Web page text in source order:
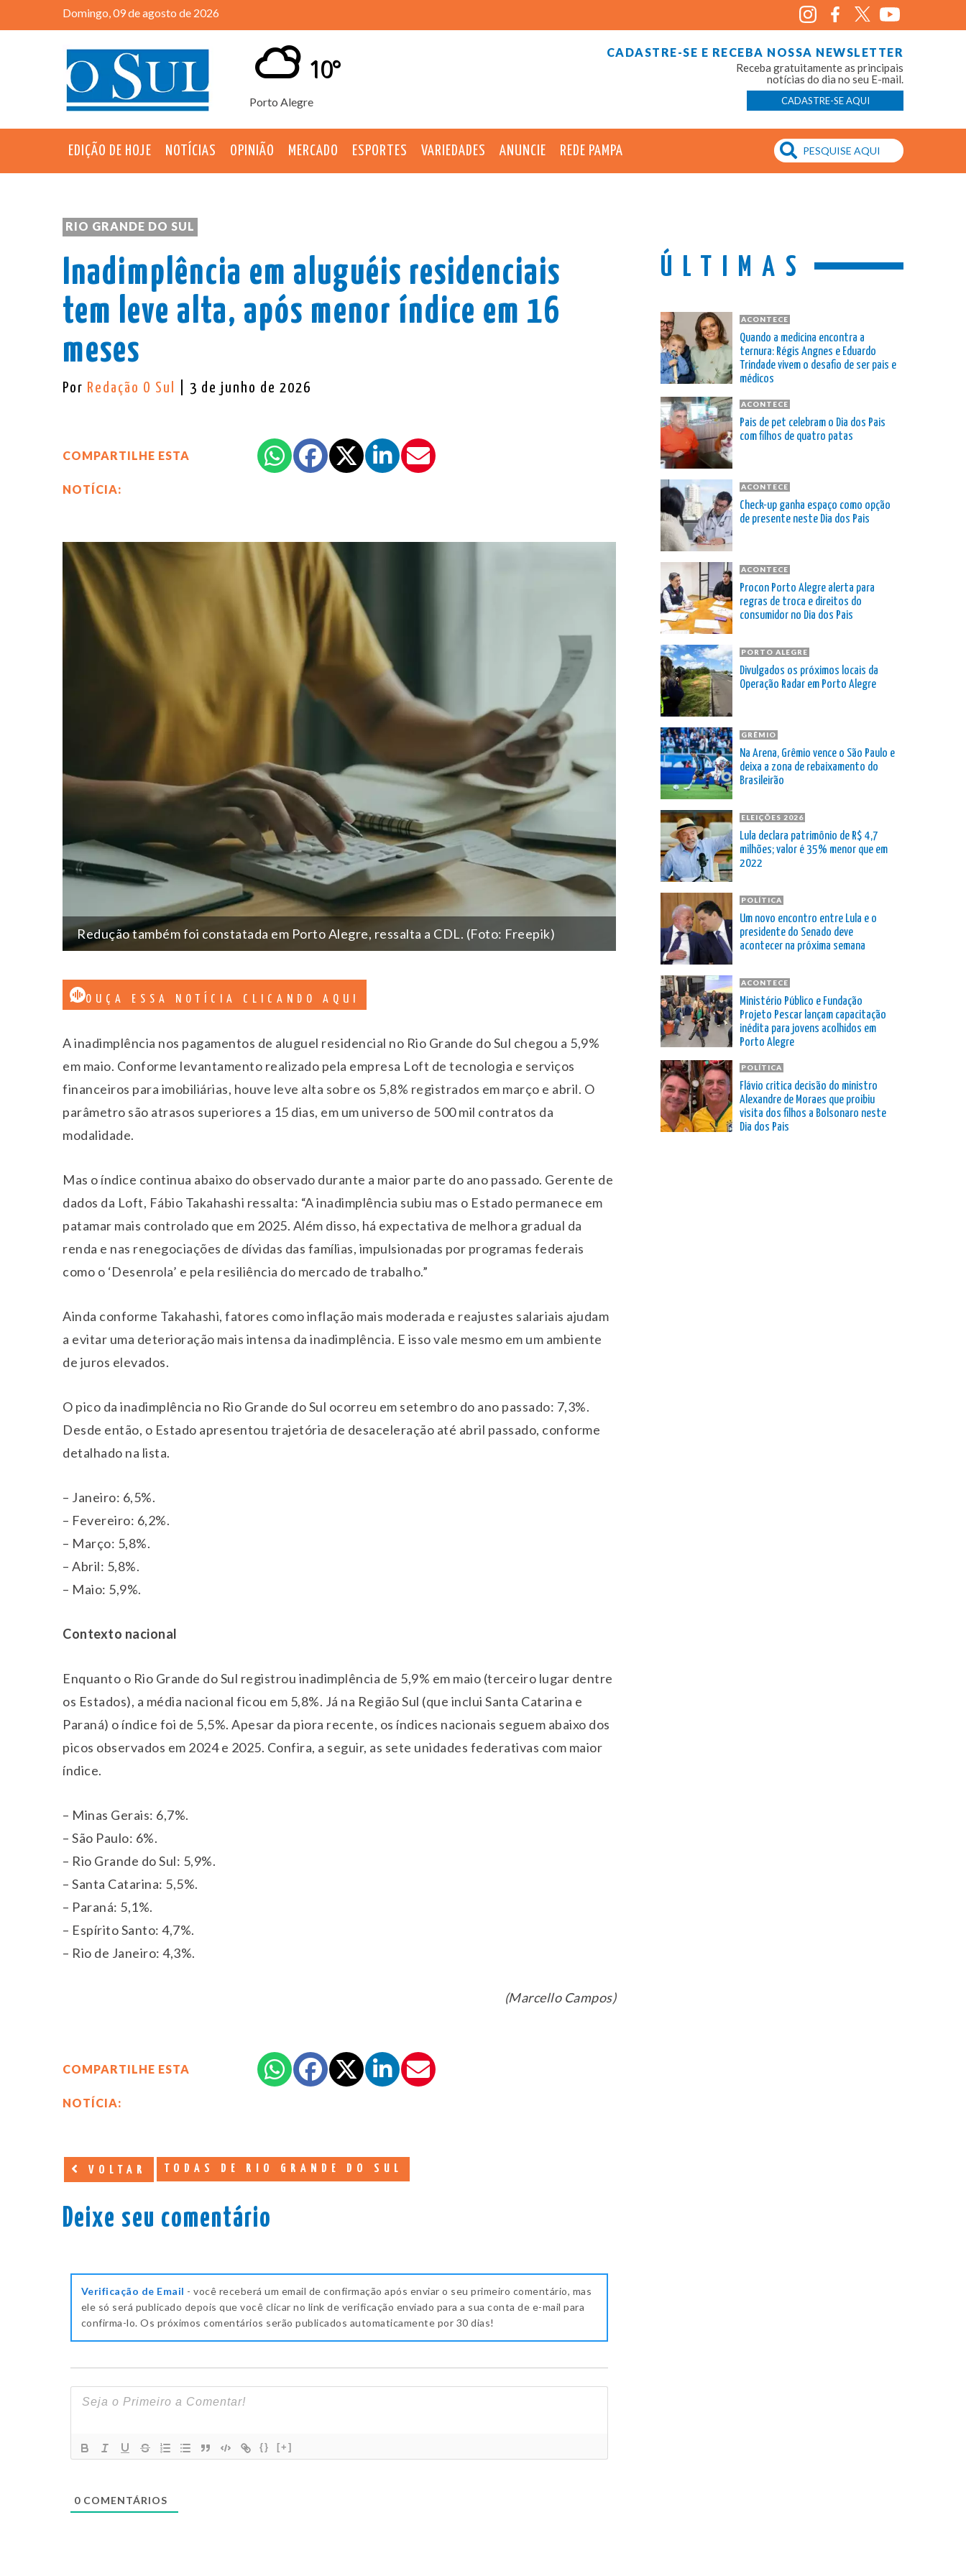
Domingo, 09 de agosto de 2026
Porto Alegre
10°
CADASTRE-SE E RECEBA NOSSA NEWSLETTER
Receba gratuitamente as principais
notícias do dia no seu E-mail.
CADASTRE-SE AQUI
EDIÇÃO DE HOJE NOTÍCIAS OPINIÃO MERCADO ESPORTES VARIEDADES ANUNCIE REDE PAMPA
RIO GRANDE DO SUL
Inadimplência em aluguéis residenciais
tem leve alta, após menor índice em 16
meses
Por Redação O Sul | 3 de junho de 2026
COMPARTILHE ESTA
NOTÍCIA:
Redução também foi constatada em Porto Alegre, ressalta a CDL. (Foto: Freepik)
OUÇA ESSA NOTÍCIA CLICANDO AQUI
A inadimplência nos pagamentos de aluguel residencial no Rio Grande do Sul chegou a 5,9%
em maio. Conforme levantamento realizado pela empresa Loft de tecnologia e serviços
financeiros para imobiliárias, houve leve alta sobre os 5,8% registrados em março e abril. O
parâmetro são atrasos superiores a 15 dias, em um universo de 500 mil contratos da
modalidade.
Mas o índice continua abaixo do observado durante a maior parte do ano passado. Gerente de
dados da Loft, Fábio Takahashi ressalta: “A inadimplência subiu mas o Estado permanece em
patamar mais controlado que em 2025. Além disso, há expectativa de melhora gradual da
renda e nas renegociações de dívidas das famílias, impulsionadas por programas federais
como o ‘Desenrola’ e pela resiliência do mercado de trabalho.”
Ainda conforme Takahashi, fatores como inflação mais moderada e reajustes salariais ajudam
a evitar uma deterioração mais intensa da inadimplência. E isso vale mesmo em um ambiente
de juros elevados.
O pico da inadimplência no Rio Grande do Sul ocorreu em setembro do ano passado: 7,3%.
Desde então, o Estado apresentou trajetória de desaceleração até abril passado, conforme
detalhado na lista.
– Janeiro: 6,5%.
– Fevereiro: 6,2%.
– Março: 5,8%.
– Abril: 5,8%.
– Maio: 5,9%.
Contexto nacional
Enquanto o Rio Grande do Sul registrou inadimplência de 5,9% em maio (terceiro lugar dentre
os Estados), a média nacional ficou em 5,8%. Já na Região Sul (que inclui Santa Catarina e
Paraná) o índice foi de 5,5%. Apesar da piora recente, os índices nacionais seguem abaixo dos
picos observados em 2024 e 2025. Confira, a seguir, as sete unidades federativas com maior
índice.
– Minas Gerais: 6,7%.
– São Paulo: 6%.
– Rio Grande do Sul: 5,9%.
– Santa Catarina: 5,5%.
– Paraná: 5,1%.
– Espírito Santo: 4,7%.
– Rio de Janeiro: 4,3%.
(Marcello Campos)
COMPARTILHE ESTA
NOTÍCIA:
VOLTAR TODAS DE RIO GRANDE DO SUL
Deixe seu comentário
Verificação de Email - você receberá um email de confirmação após enviar o seu primeiro comentário, mas
ele só será publicado depois que você clicar no link de verificação enviado para a sua conta de e-mail para
confirma-lo. Os próximos comentários serão publicados automaticamente por 30 dias!
{} [+]
0 COMENTÁRIOS
ÚLTIMAS
ACONTECE
Quando a medicina encontra a
ternura: Régis Angnes e Eduardo
Trindade vivem o desafio de ser pais e
médicos
ACONTECE
Pais de pet celebram o Dia dos Pais
com filhos de quatro patas
ACONTECE
Check-up ganha espaço como opção
de presente neste Dia dos Pais
ACONTECE
Procon Porto Alegre alerta para
regras de troca e direitos do
consumidor no Dia dos Pais
PORTO ALEGRE
Divulgados os próximos locais da
Operação Radar em Porto Alegre
GRÊMIO
Na Arena, Grêmio vence o São Paulo e
deixa a zona de rebaixamento do
Brasileirão
ELEIÇÕES 2026
Lula declara patrimônio de R$ 4,7
milhões; valor é 35% menor que em
2022
POLÍTICA
Um novo encontro entre Lula e o
presidente do Senado deve
acontecer na próxima semana
ACONTECE
Ministério Público e Fundação
Projeto Pescar lançam capacitação
inédita para jovens acolhidos em
Porto Alegre
POLÍTICA
Flávio critica decisão do ministro
Alexandre de Moraes que proibiu
visita dos filhos a Bolsonaro neste
Dia dos Pais